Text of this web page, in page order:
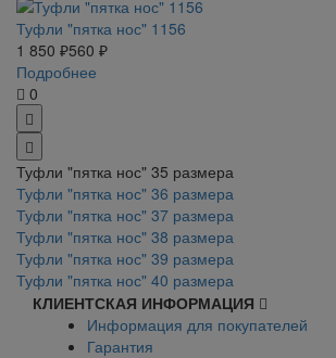
Туфли "пятка нос" 1156
1 850 ₽560 ₽
Подробнее
0
Туфли "пятка нос" 35 размера
Туфли "пятка нос" 36 размера
Туфли "пятка нос" 37 размера
Туфли "пятка нос" 38 размера
Туфли "пятка нос" 39 размера
Туфли "пятка нос" 40 размера
КЛИЕНТСКАЯ ИНФОРМАЦИЯ
Информация для покупателей
Гарантия